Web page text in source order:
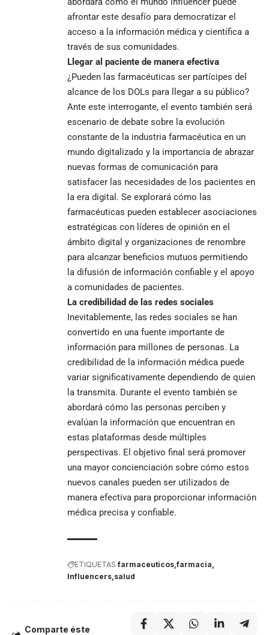
afrontar este desafío para democratizar el
acceso a la información médica y científica a
través de sus comunidades.
Llegar al paciente de manera efectiva
¿Pueden las farmacéuticas ser partícipes del
alcance de los DOLs para llegar a su público?
Ante este interrogante, el evento también será
escenario de debate sobre la evolución
constante de la industria farmacéutica en un
mundo digitalizado y la importancia de abrazar
nuevas formas de comunicación para
satisfacer las necesidades de los pacientes en
la era digital. Se explorará cómo las
farmacéuticas pueden establecer asociaciones
estratégicas con líderes de opinión en el
ámbito digital y organizaciones de renombre
para alcanzar beneficios mutuos permitiendo
la difusión de información confiable y el apoyo
a comunidades de pacientes.
La credibilidad de las redes sociales
Inevitablemente, las redes sociales se han
convertido en una fuente importante de
información para millones de personas. La
credibilidad de la información médica puede
variar significativamente dependiendo de quien
la transmita. Durante el evento también se
abordará cómo las personas perciben y
evalúan la información que encuentran en
estas plataformas desde múltiples
perspectivas. El objetivo final será promover
una mayor concienciación sobre cómo estos
nuevos canales pueden ser utilizados de
manera efectiva para proporcionar información
médica precisa y confiable.
ETIQUETAS farmaceuticos farmacia
Influencers salud
Comparte éste